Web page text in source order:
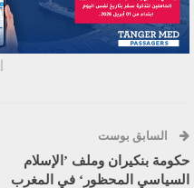
السابق بوست
حكومة بنكيران وملف ’الإسلام
السياسي المحظور‘ في المغرب